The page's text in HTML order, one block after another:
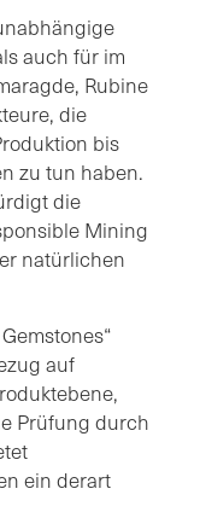
auch für im
Rubine
die
bis
zu tun haben.
die
Mining
natürlichen
auf
Prüfung durch
ein derart